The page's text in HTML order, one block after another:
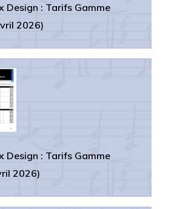
Design : Tarifs Gamme
2026)
Design : Tarifs Gamme
2026)